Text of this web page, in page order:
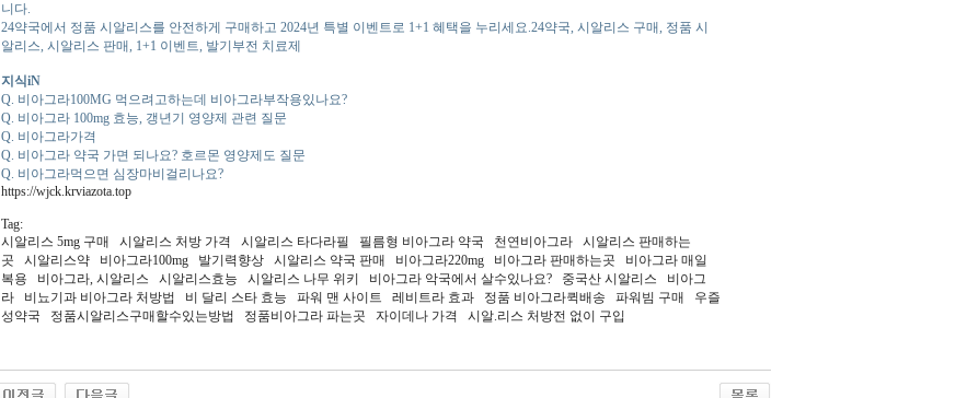
니다.
24약국에서 정품 시알리스를 안전하게 구매하고 2024년 특별 이벤트로 1+1 혜택을 누리세요.24약국, 시알리스 구매, 정품 시
알리스, 시알리스 판매, 1+1 이벤트, 발기부전 치료제
지식iN
Q. 비아그라100MG 먹으려고하는데 비아그라부작용있나요?
Q. 비아그라 100mg 효능, 갱년기 영양제 관련 질문
Q. 비아그라가격
Q. 비아그라 약국 가면 되나요? 호르몬 영양제도 질문
Q. 비아그라먹으면 심장마비걸리나요?
https://wjck.krviazota.top
Tag:
시알리스 5mg 구매 시알리스 처방 가격 시알리스 타다라필 필름형 비아그라 약국 천연비아그라 시알리스 판매하는
곳 시알리스약 비아그라100mg 발기력향상 시알리스 약국 판매 비아그라220mg 비아그라 판매하는곳 비아그라 매일
복용 비아그라, 시알리스 시알리스효능 시알리스 나무 위키 비아그라 악국에서 살수있나요? 중국산 시알리스 비아그
라 비뇨기과 비아그라 처방법 비 달리 스타 효능 파워 맨 사이트 레비트라 효과 정품 비아그라퀵배송 파워빔 구매 우즐
성약국 정품시알­리스구매할수있는방법 정품비아그라 파는곳 자이데나 가격 시알.리스 처방전 없이 구입